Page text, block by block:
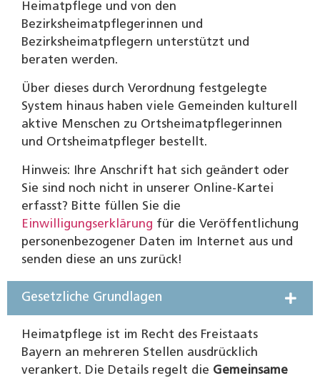
Heimatpflege und von den
Bezirksheimatpflegerinnen und
Bezirksheimatpflegern unterstützt und
beraten werden.
Über dieses durch Verordnung festgelegte
System hinaus haben viele Gemeinden kulturell
aktive Menschen zu Ortsheimatpflegerinnen
und Ortsheimatpfleger bestellt.
Hinweis: Ihre Anschrift hat sich geändert oder
Sie sind noch nicht in unserer Online-Kartei
erfasst? Bitte füllen Sie die
Einwilligungserklärung für die Veröffentlichung
personenbezogener Daten im Internet aus und
senden diese an uns zurück!
Gesetzliche Grundlagen
Heimatpflege ist im Recht des Freistaats
Bayern an mehreren Stellen ausdrücklich
verankert. Die Details regelt die Gemeinsame